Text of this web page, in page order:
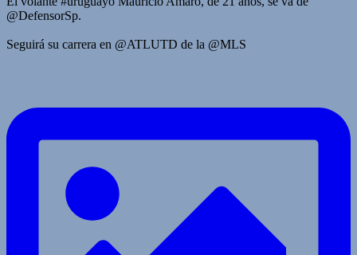
@DefensorSp.
Seguirá su carrera en @ATLUTD de la @MLS